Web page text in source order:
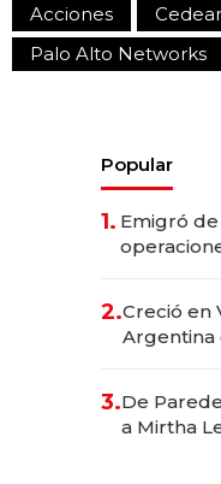
Acciones
Palo Alto Networks
Popular
1. Emigró
2.Creció en
las
3.De
a Mirtha